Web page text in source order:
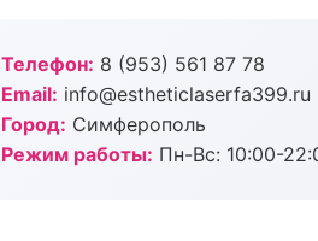
Телефон: 8 (953) 561 87 78
Email: info@estheticlaserfa399.ru
Город: Симферополь
Режим работы: Пн-Вс: 10:00-